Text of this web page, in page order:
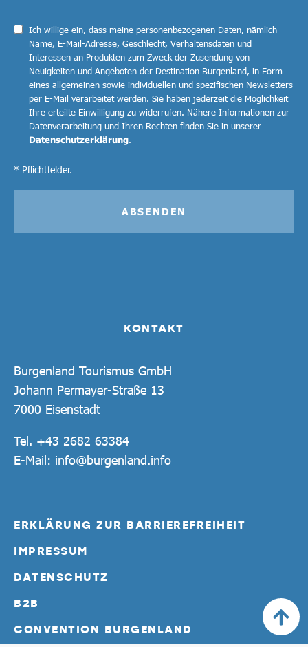
KONTAKT
Burgenland Tourismus GmbH
Johann Permayer-Straße 13
7000 Eisenstadt
Tel. +43 2682 63384
E-Mail: info@burgenland.info
ERKLÄRUNG ZUR BARRIEREFREIHEIT
IMPRESSUM
DATENSCHUTZ
B2B
CONVENTION BURGENLAND
Ich willige ein, dass meine personenbezogenen Daten, nämlich
Name, E-Mail-Adresse, Geschlecht, Verhaltensdaten und
Interessen an Produkten zum Zweck der Zusendung von
Neuigkeiten und Angeboten der Destination Burgenland, in Form
eines allgemeinen sowie individuellen und spezifischen Newsletters
per E-Mail verarbeitet werden. Sie haben jederzeit die Möglichkeit
Ihre erteilte Einwilligung zu widerrufen. Nähere Informationen zur
Datenverarbeitung und Ihren Rechten finden Sie in unserer
Datenschutzerklärung.
* Pflichtfelder.
ABSENDEN